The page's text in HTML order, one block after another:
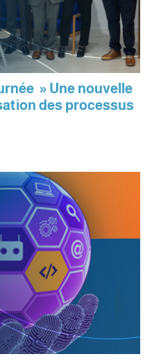
» Une nouvelle
des processus